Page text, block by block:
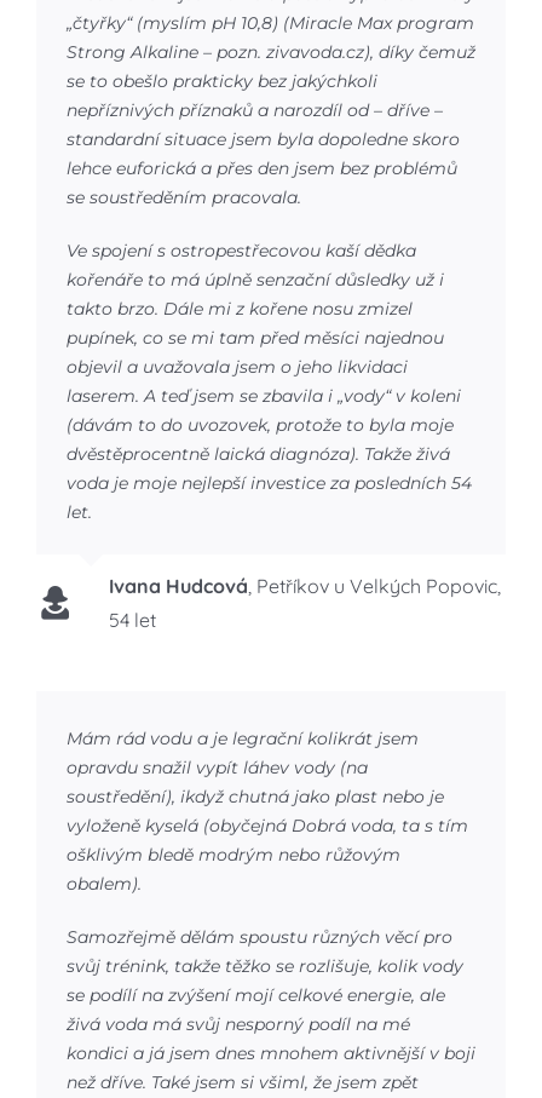
„čtyřky“ (myslím pH 10,8) (Miracle Max program
Strong Alkaline – pozn. zivavoda.cz), díky čemuž
se to obešlo prakticky bez jakýchkoli
nepříznivých příznaků a narozdíl od – dříve –
standardní situace jsem byla dopoledne skoro
lehce euforická a přes den jsem bez problémů
se soustředěním pracovala.
Ve spojení s ostropestřecovou kaší dědka
kořenáře to má úplně senzační důsledky už i
takto brzo. Dále mi z kořene nosu zmizel
pupínek, co se mi tam před měsíci najednou
objevil a uvažovala jsem o jeho likvidaci
laserem. A teď jsem se zbavila i „vody“ v koleni
(dávám to do uvozovek, protože to byla moje
dvěstěprocentně laická diagnóza). Takže živá
voda je moje nejlepší investice za posledních 54
let.
Ivana Hudcová Petříkov u Velkých Popovic,
54 let
Mám rád vodu a je legrační kolikrát jsem
opravdu snažil vypít láhev vody (na
soustředění), ikdyž chutná jako plast nebo je
vyloženě kyselá (obyčejná Dobrá voda, ta s tím
ošklivým bledě modrým nebo růžovým
obalem).
Samozřejmě dělám spoustu různých věcí pro
svůj trénink, takže těžko se rozlišuje, kolik vody
se podílí na zvýšení mojí celkové energie, ale
živá voda má svůj nesporný podíl na mé
kondici a já jsem dnes mnohem aktivnější v boji
než dříve. Také jsem si všiml, že jsem zpět